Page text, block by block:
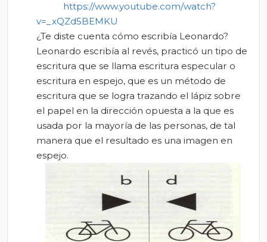
https://www.youtube.com/watch?
v=_xQZd5BEMKU
¿Te diste cuenta cómo escribía Leonardo?
Leonardo escribía al revés, practicó un tipo de
escritura que se llama escritura especular o
escritura en espejo, que es un método de
escritura que se logra trazando el lápiz sobre
el papel en la dirección opuesta a la que es
usada por la mayoría de las personas, de tal
manera que el resultado es una imagen en
espejo.